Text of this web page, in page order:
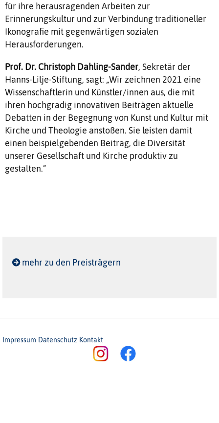
für ihre herausragenden Arbeiten zur
Erinnerungskultur und zur Verbindung traditioneller
Ikonografie mit gegenwärtigen sozialen
Herausforderungen.
Prof. Dr. Christoph Dahling-Sander, Sekretär der
Hanns-Lilje-Stiftung, sagt: „Wir zeichnen 2021 eine
Wissenschaftlerin und Künstler/innen aus, die mit
ihren hochgradig innovativen Beiträgen aktuelle
Debatten in der Begegnung von Kunst und Kultur mit
Kirche und Theologie anstoßen. Sie leisten damit
einen beispielgebenden Beitrag, die Diversität
unserer Gesellschaft und Kirche produktiv zu
gestalten.“
mehr zu den Preisträgern
Impressum Datenschutz Kontakt